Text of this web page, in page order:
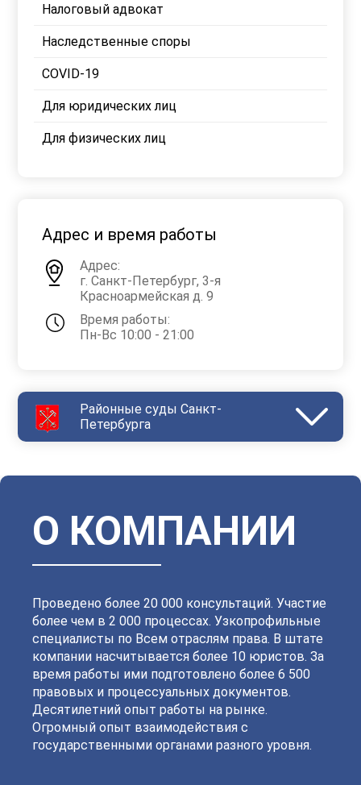
Налоговый адвокат
Наследственные споры
COVID-19
Для юридических лиц
Для физических лиц
Адрес и время работы
Адрес:
г. Санкт-Петербург, 3-я
Красноармейская д. 9
Время работы:
Пн-Вс 10:00 - 21:00
Районные суды Санкт-
Петербурга
Московский
Невский Октябрьский
Петроградский
Петродворцовый
Приморский Пушкинский
Сестрорецкий
Смольнинский
О КОМПАНИИ
Проведено более 20 000 консультаций. Участие
более чем в 2 000 процессах. Узкопрофильные
специалисты по Всем отраслям права. В штате
компании насчитывается более 10 юристов. За
время работы ими подготовлено более 6 500
правовых и процессуальных документов.
Десятилетний опыт работы на рынке.
Огромный опыт взаимодействия с
государственными органами разного уровня.